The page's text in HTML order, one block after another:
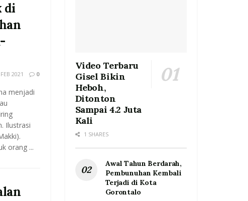
di
2021 0
menjadi
Ilustrasi
orang ...
Video Terbaru
Gisel Bikin
Heboh,
Ditonton
Sampai 4.2 Juta
Kali
1 SHARES
Awal Tahun Berdarah,
Pembunuhan Kembali
Terjadi di Kota
Gorontalo